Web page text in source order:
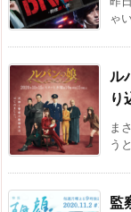
ゃ
ル
り
ま
う
監